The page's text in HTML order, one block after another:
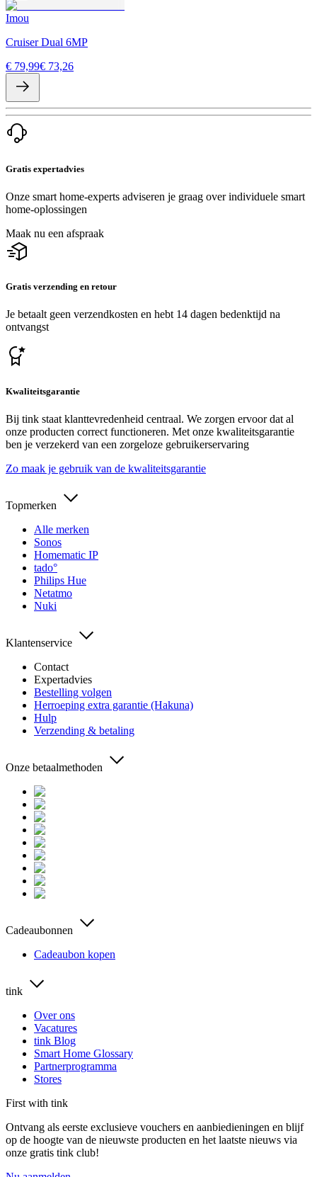
Imou
Cruiser Dual 6MP
€ 79,99€ 73,26
Gratis expertadvies
Onze smart home-experts adviseren je graag over individuele smart
home-oplossingen
Maak nu een afspraak
Gratis verzending en retour
Je betaalt geen verzendkosten en hebt 14 dagen bedenktijd na
ontvangst
Kwaliteitsgarantie
Bij tink staat klanttevredenheid centraal. We zorgen ervoor dat al
onze producten correct functioneren. Met onze kwaliteitsgarantie
ben je verzekerd van een zorgeloze gebruikerservaring
Zo maak je gebruik van de kwaliteitsgarantie
Topmerken
Alle merken
Sonos
Homematic IP
tado°
Philips Hue
Netatmo
Nuki
Klantenservice
Contact
Expertadvies
Bestelling volgen
Herroeping extra garantie (Hakuna)
Hulp
Verzending & betaling
Onze betaalmethoden
Cadeaubonnen
Cadeaubon kopen
tink
Over ons
Vacatures
tink Blog
Smart Home Glossary
Partnerprogramma
Stores
First with tink
Ontvang als eerste exclusieve vouchers en aanbiedieningen en blijf
op de hoogte van de nieuwste producten en het laatste nieuws via
onze gratis tink club!